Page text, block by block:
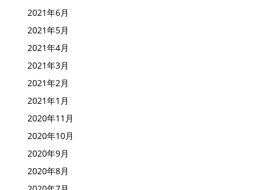
2021年6月
2021年5月
2021年4月
2021年3月
2021年2月
2021年1月
2020年11月
2020年10月
2020年9月
2020年8月